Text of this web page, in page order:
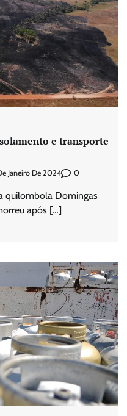
e transporte
Janeiro De 2024 0
quilombola Domingas
após […]